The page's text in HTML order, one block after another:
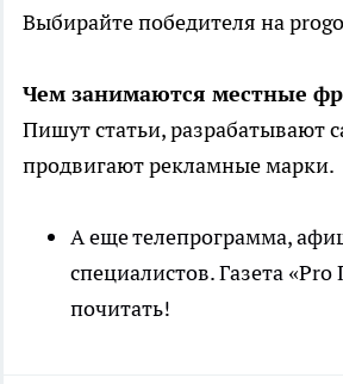
Выбирайте победителя на
Чем занимаются местные
Пишут статьи, разрабатывают
продвигают рекламные марки.
А еще телепрограмма,
специалистов. Газета «Pro
почитать!